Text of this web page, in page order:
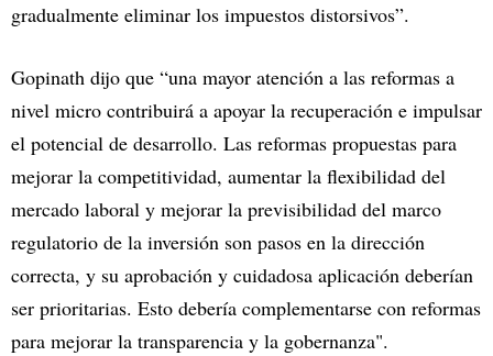
gradualmente eliminar los impuestos distorsivos”.
Gopinath dijo que “una mayor atención a las reformas a
nivel micro contribuirá a apoyar la recuperación e impulsar
el potencial de desarrollo. Las reformas propuestas para
mejorar la competitividad, aumentar la flexibilidad del
mercado laboral y mejorar la previsibilidad del marco
regulatorio de la inversión son pasos en la dirección
correcta, y su aprobación y cuidadosa aplicación deberían
ser prioritarias. Esto debería complementarse con reformas
para mejorar la transparencia y la gobernanza".